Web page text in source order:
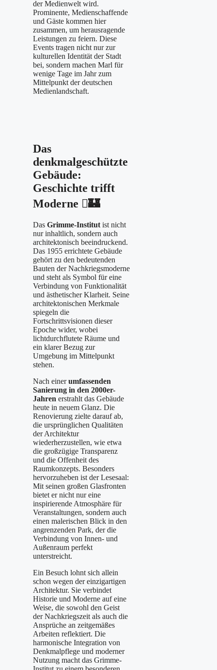
der Medienwelt wird.
Prominente, Medienschaffende
und Gäste kommen hier
zusammen, um herausragende
Leistungen zu feiern. Diese
Events tragen nicht nur zur
kulturellen Identität der Stadt
bei, sondern machen Marl für
wenige Tage im Jahr zum
Mittelpunkt der deutschen
Medienlandschaft.
Das
denkmalgeschützte
Gebäude:
Geschichte trifft
Moderne 🏽🏰
Das Grimme-Institut ist nicht
nur inhaltlich, sondern auch
architektonisch beeindruckend.
Das 1955 errichtete Gebäude
gehört zu den bedeutenden
Bauten der Nachkriegsmoderne
und steht als Symbol für eine
Verbindung von Funktionalität
und ästhetischer Klarheit. Seine
architektonischen Merkmale
spiegeln die
Fortschrittsvisionen dieser
Epoche wider, wobei
lichtdurchflutete Räume und
ein klarer Bezug zur
Umgebung im Mittelpunkt
stehen.
Nach einerumfassenden
Sanierung in den 2000er-
Jahren erstrahlt das Gebäude
heute in neuem Glanz. Die
Renovierung zielte darauf ab,
die ursprünglichen Qualitäten
der Architektur
wiederherzustellen, wie etwa
die großzügige Transparenz
und die Offenheit des
Raumkonzepts. Besonders
hervorzuheben ist der Lesesaal:
Mit seinen großen Glasfronten
bietet er nicht nur eine
inspirierende Atmosphäre für
Veranstaltungen, sondern auch
einen malerischen Blick in den
angrenzenden Park, der die
Verbindung von Innen- und
Außenraum perfekt
unterstreicht.
Ein Besuch lohnt sich allein
schon wegen der einzigartigen
Architektur. Sie verbindet
Historie und Moderne auf eine
Weise, die sowohl den Geist
der Nachkriegszeit als auch die
Ansprüche an zeitgemäßes
Arbeiten reflektiert. Die
harmonische Integration von
Denkmalpflege und moderner
Nutzung macht das Grimme-